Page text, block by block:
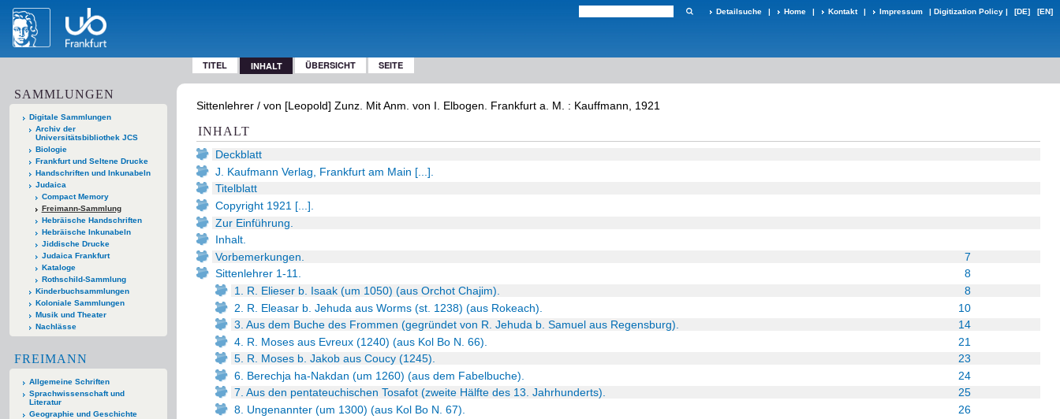
Detailsuche | Home | Kontakt | Impressum | Digitization Policy | [DE] [EN]
TITEL INHALT ÜBERSICHT SEITE
SAMMLUNGEN
Digitale Sammlungen
Archiv der
Universitätsbibliothek JCS
Biologie
Frankfurt und Seltene Drucke
Handschriften und Inkunabeln
Judaica
Compact Memory
Freimann-Sammlung
Hebräische Handschriften
Hebräische Inkunabeln
Jiddische Drucke
Judaica Frankfurt
Kataloge
Rothschild-Sammlung
Kinderbuchsammlungen
Koloniale Sammlungen
Musik und Theater
Nachlässe
FREIMANN
Allgemeine Schriften
Sprachwissenschaft und
Literatur
Geographie und Geschichte
Sittenlehrer / von [Leopold] Zunz. Mit Anm. von I. Elbogen. Frankfurt a. M. : Kauffmann, 1921
INHALT
Deckblatt
J. Kaufmann Verlag, Frankfurt am Main [...].
Titelblatt
Copyright 1921 [...].
Zur Einführung.
Inhalt.
7
Vorbemerkungen.
8
Sittenlehrer 1-11.
8
1. R. Elieser b. Isaak (um 1050) (aus Orchot Chajim).
10
2. R. Eleasar b. Jehuda aus Worms (st. 1238) (aus Rokeach).
14
3. Aus dem Buche des Frommen (gegründet von R. Jehuda b. Samuel aus Regensburg).
21
4. R. Moses aus Evreux (1240) (aus Kol Bo N. 66).
23
5. R. Moses b. Jakob aus Coucy (1245).
24
6. Berechja ha-Nakdan (um 1260) (aus dem Fabelbuche).
25
7. Aus den pentateuchischen Tosafot (zweite Hälfte des 13. Jahrhunderts).
26
8. Ungenannter (um 1300) (aus Kol Bo N. 67).